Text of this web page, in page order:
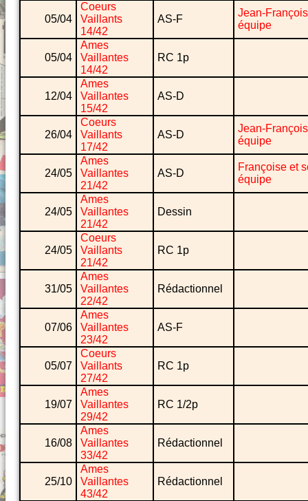
05/04
Coeurs
Vaillants
14/42
AS-F
Jean-
équipe
05/04
Ames
Vaillantes
14/42
RC 1p
12/04
Ames
Vaillantes
15/42
AS-D
26/04
Coeurs
Vaillants
17/42
AS-D
Jean-
équipe
24/05
Ames
Vaillantes
21/42
AS-D
Françoise et
équipe
24/05
Ames
Vaillantes
21/42
Dessin
24/05
Coeurs
Vaillants
21/42
RC 1p
31/05
Ames
Vaillantes
22/42
Rédactionnel
07/06
Ames
Vaillantes
23/42
AS-F
05/07
Coeurs
Vaillants
27/42
RC 1p
19/07
Ames
Vaillantes
29/42
RC 1/2p
16/08
Ames
Vaillantes
33/42
Rédactionnel
25/10
Ames
Vaillantes
43/42
Rédactionnel